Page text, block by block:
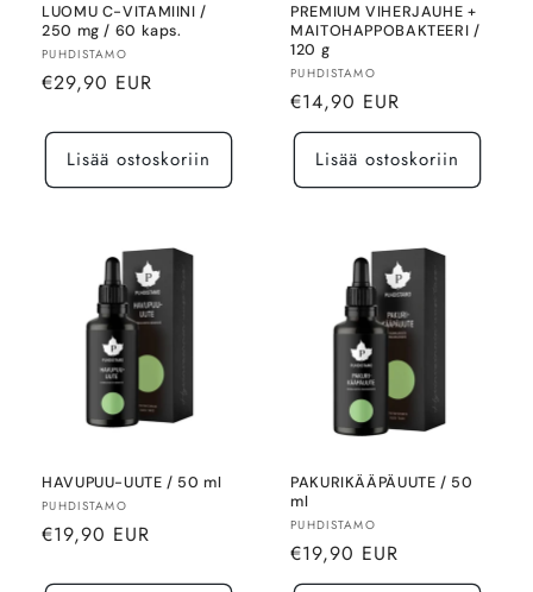
LUOMU C-VITAMIINI /
250 mg / 60 kaps.
Myyjä:
PUHDISTAMO
Normaalihinta
€29,90 EUR
Lisää ostoskoriin
PREMIUM VIHERJAUHE +
MAITOHAPPOBAKTEERI /
120 g
Myyjä:
PUHDISTAMO
Normaalihinta
€14,90 EUR
Lisää ostoskoriin
HAVUPUU-UUTE / 50 ml
Myyjä:
PUHDISTAMO
Normaalihinta
€19,90 EUR
PAKURIKÄÄPÄUUTE / 50
ml
Myyjä:
PUHDISTAMO
Normaalihinta
€19,90 EUR